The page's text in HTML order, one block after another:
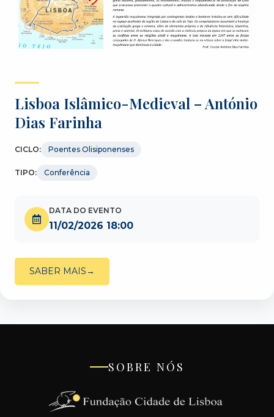
Lisboa Islâmico-Medieval – António
Dias Farinha
CICLO: Poentes Olisiponenses
TIPO: Conferência
DATA DO EVENTO
11/02/2026 18:00
SABER MAIS
SOBRE NÓS